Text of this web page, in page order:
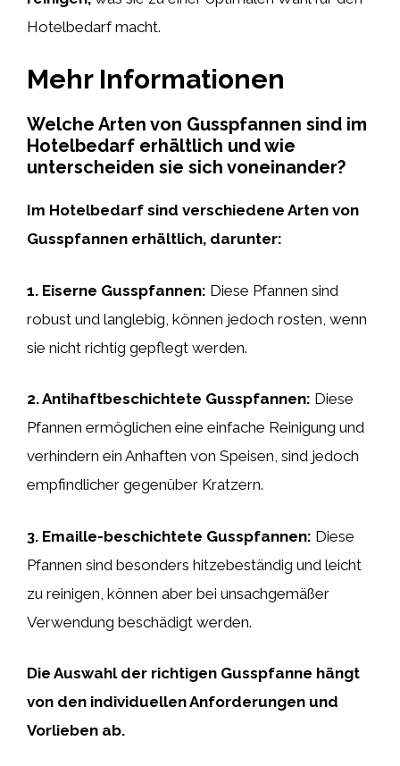
Hotelbedarf macht.
Mehr Informationen
Welche Arten von Gusspfannen sind im
Hotelbedarf erhältlich und wie
unterscheiden sie sich voneinander?
Im Hotelbedarf sind verschiedene Arten von
Gusspfannen erhältlich, darunter:
1. Eiserne Gusspfannen: Diese Pfannen sind
robust und langlebig, können jedoch rosten, wenn
sie nicht richtig gepflegt werden.
2.Antihaftbeschichtete Gusspfannen: Diese
Pfannen ermöglichen eine einfache Reinigung und
verhindern ein Anhaften von Speisen, sind jedoch
empfindlicher gegenüber Kratzern.
3. Emaille-beschichtete Gusspfannen: Diese
Pfannen sind besonders hitzebeständig und leicht
zu reinigen, können aber bei unsachgemäßer
Verwendung beschädigt werden.
Die Auswahl der richtigen Gusspfanne hängt
von den individuellen Anforderungen und
Vorlieben ab.